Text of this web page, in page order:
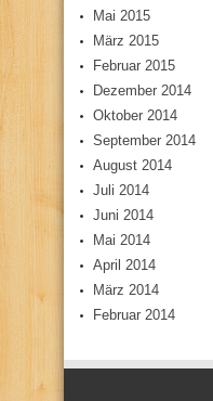
Mai 2015
März 2015
Februar 2015
Dezember 2014
Oktober 2014
September 2014
August 2014
Juli 2014
Juni 2014
Mai 2014
April 2014
März 2014
Februar 2014